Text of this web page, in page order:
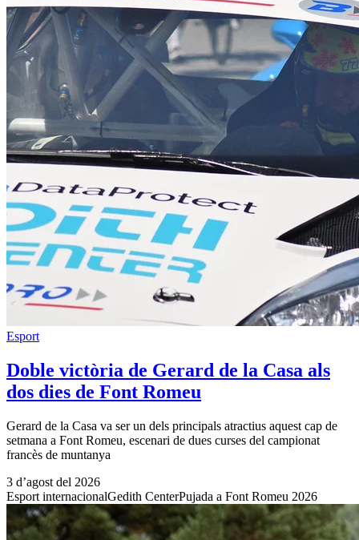
Esport
Doble victòria de Gerard de la Casa als
dos dies de Font Romeu
Gerard de la Casa va ser un dels principals atractius aquest cap de
setmana a Font Romeu, escenari de dues curses del campionat
francès de muntanya
3 d’agost del 2026
Esport internacionalGedith CenterPujada a Font Romeu 2026